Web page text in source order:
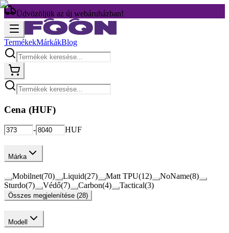
Üdvözöljük az új webáruházban!
TermékekMárkákBlog
Cena (HUF)
- HUF
Márka
Mobilnet(70) Liquid(27) Matt TPU(12) NoName(8)
Sturdo(7) Védő(7) Carbon(4) Tactical(3)
Összes megjelenítése (28)
Modell